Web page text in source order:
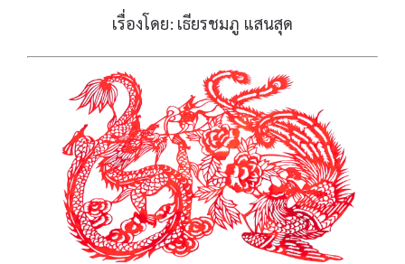
เรื่องโดย: เธียรชมภู แสนสุด